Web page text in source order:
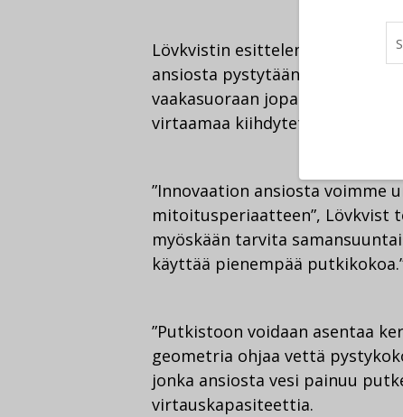
Lövkvistin esittelemä
ansiosta pystytään
vaakasuoraan jopa kuusi
virtaamaa kiihdytetään jälleen
”Innovaation ansiosta
mitoitusperiaatteen”, Lövkvist
myöskään tarvita
käyttää pienempää
”Putkistoon voidaan asentaa
geometria ohjaa vettä
jonka ansiosta vesi painuu
virtauskapasiteettia.